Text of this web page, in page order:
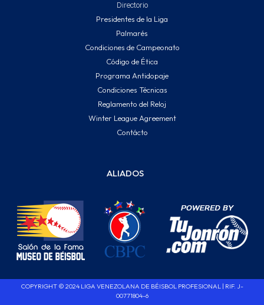
Directorio
Presidentes de la Liga
Palmarés
Condiciones de Campeonato
Código de Ética
Programa Antidopaje
Condiciones Técnicas
Reglamento del Reloj
Winter League Agreement
Contácto
ALIADOS
COPYRIGHT © 2024 LIGA VENEZOLANA DE BÉISBOL PROFESIONAL | RIF. J-
00771804-6